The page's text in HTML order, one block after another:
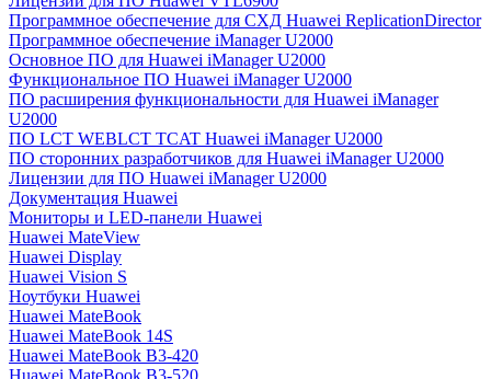
Программное обеспечение для СХД Huawei ReplicationDirector
Программное обеспечение iManager U2000
Основное ПО для Huawei iManager U2000
Функциональное ПО Huawei iManager U2000
ПО расширения функциональности для Huawei iManager
U2000
ПО LCT WEBLCT TCAT Huawei iManager U2000
ПО сторонних разработчиков для Huawei iManager U2000
Лицензии для ПО Huawei iManager U2000
Документация Huawei
Мониторы и LED-панели Huawei
Huawei MateView
Huawei Display
Huawei Vision S
Ноутбуки Huawei
Huawei MateBook
Huawei MateBook 14S
Huawei MateBook B3-420
Huawei MateBook B3-520